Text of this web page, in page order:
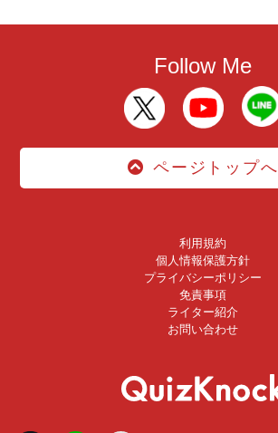
Follow Me
ページトップへ
利用規約
個人情報保護方針
プライバシーポリシー
免責事項
ライター紹介
お問い合わせ